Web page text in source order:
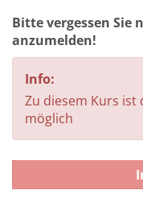
Bitte vergessen Sie
anzumelden!
Info:
Zu diesem Kurs ist
möglich